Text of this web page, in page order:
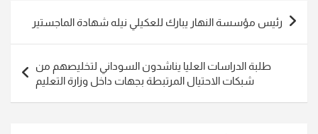
تصفّح
المقالات
رئيس مؤسسة النهار يبارك للعكيلي نيله شهادة الماجستير
طلبة الدراسات العليا يناشدون السوداني لتخليصهم من
شبكات الاحتيال المرتبطة بجهات داخل وزارة التعليم